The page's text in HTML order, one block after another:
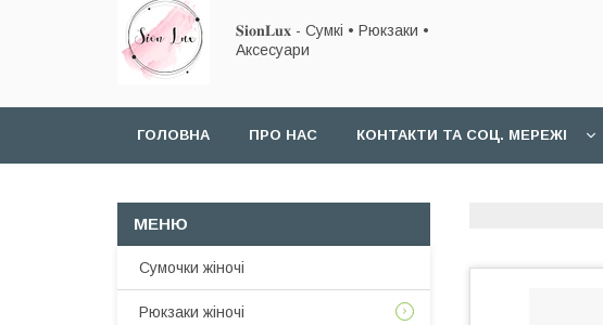
𝐒𝐢𝐨𝐧𝐋𝐮𝐱 - Сумкі • Рюкзаки •
Аксесуари
ГОЛОВНА ПРО НАС КОНТАКТИ ТА СОЦ. МЕРЕЖІ
Сумочки жіночі
Рюкзаки жіночі